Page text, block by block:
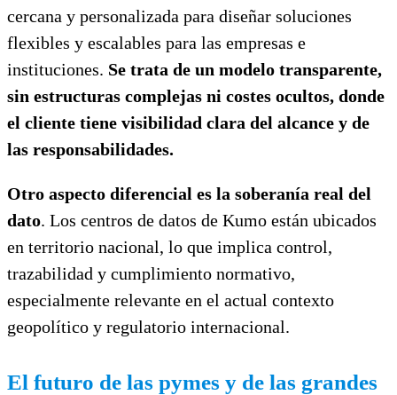
cercana y personalizada para diseñar soluciones
flexibles y escalables para las empresas e
instituciones. Se trata de un modelo transparente,
sin estructuras complejas ni costes ocultos, donde
el cliente tiene visibilidad clara del alcance y de
las responsabilidades.
Otro aspecto diferencial es la soberanía real del
dato. Los centros de datos de Kumo están ubicados
en territorio nacional, lo que implica control,
trazabilidad y cumplimiento normativo,
especialmente relevante en el actual contexto
geopolítico y regulatorio internacional.
El futuro de las pymes y de las grandes